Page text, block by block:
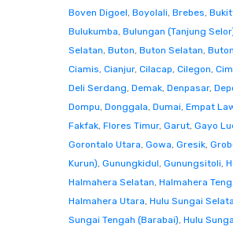
Boven Digoel, Boyolali, Brebes,
Bulukumba, Bulungan (Tanjung
Selatan, Buton, Buton Selatan,
Ciamis, Cianjur, Cilacap, Cilegon,
Deli Serdang, Demak, Denpasar,
Dompu, Donggala, Dumai, Empat
Fakfak, Flores Timur, Garut, Gayo
Gorontalo Utara, Gowa, Gresik,
Kurun), Gunungkidul, Gunungsitoli,
Halmahera Selatan, Halmahera
Halmahera Utara, Hulu Sungai
Sungai Tengah (Barabai), Hulu